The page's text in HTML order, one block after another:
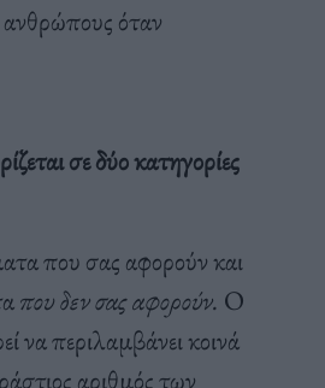
ανθρώπους όταν
σε δύο κατηγορίες
που σας αφορούν και
που δεν σας αφορούν. Ο
να περιλαμβάνει κοινά
αριθμός των